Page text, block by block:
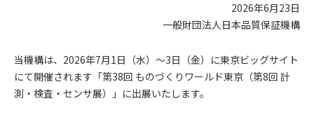
2026年6月23日
一般財団法人日本品質保証機構
当機構は、2026年7月1日（水）～3日（金）に東京ビッグサイト
にて開催されます「第38回 ものづくりワールド東京（第8回 計
測・検査・センサ展）」に出展いたします。